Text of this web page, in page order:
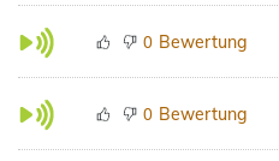
0 Bewertung
0 Bewertung